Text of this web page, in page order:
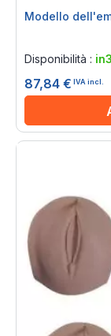
Modello
Disponibilità :
87,84 € IVA incl.